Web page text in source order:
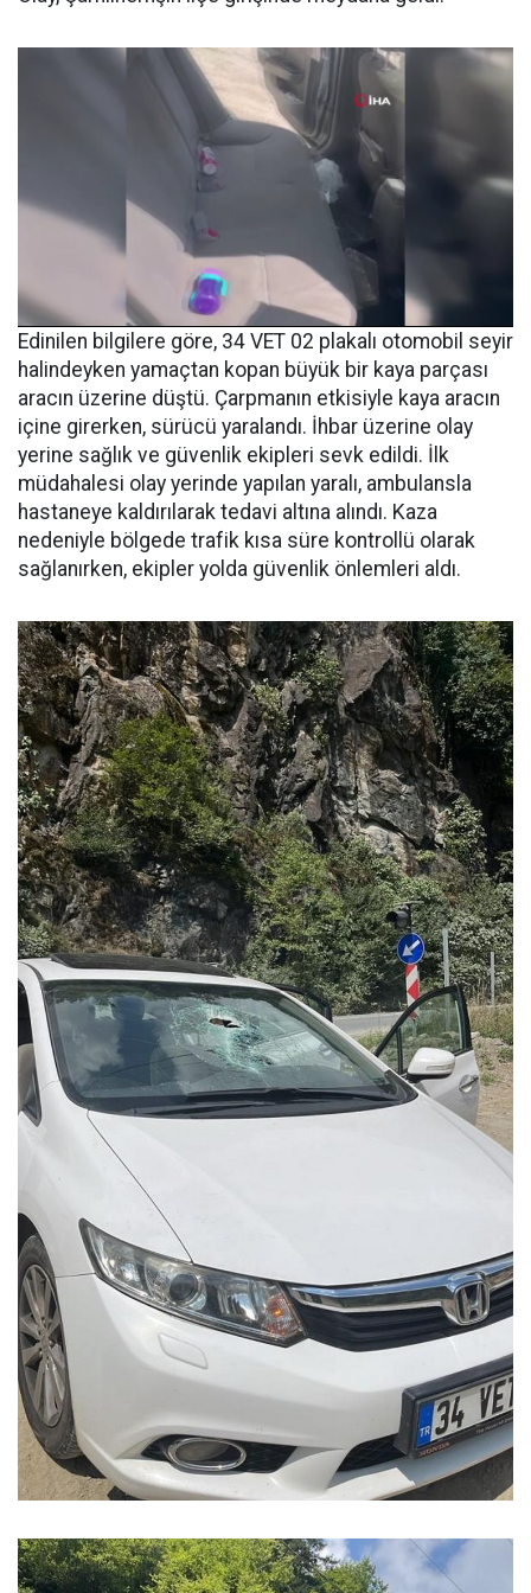
Edinilen bilgilere göre, 34 VET 02 plakalı otomobil seyir
halindeyken yamaçtan kopan büyük bir kaya parçası
aracın üzerine düştü. Çarpmanın etkisiyle kaya aracın
içine girerken, sürücü yaralandı. İhbar üzerine olay
yerine sağlık ve güvenlik ekipleri sevk edildi. İlk
müdahalesi olay yerinde yapılan yaralı, ambulansla
hastaneye kaldırılarak tedavi altına alındı. Kaza
nedeniyle bölgede trafik kısa süre kontrollü olarak
sağlanırken, ekipler yolda güvenlik önlemleri aldı.